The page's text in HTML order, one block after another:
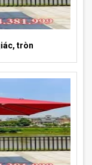
tròn